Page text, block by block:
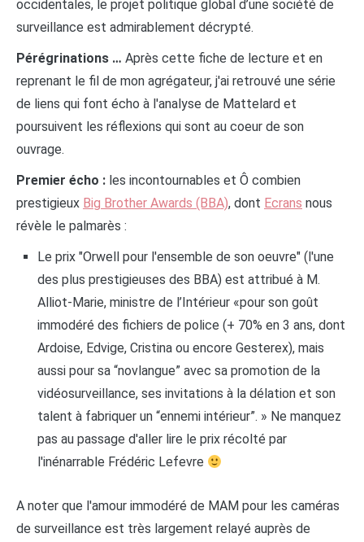
occidentales, le projet politique global d’une société de
surveillance est admirablement décrypté.
Pérégrinations … Après cette fiche de lecture et en
reprenant le fil de mon agrégateur, j'ai retrouvé une série
de liens qui font écho à l'analyse de Mattelard et
poursuivent les réflexions qui sont au coeur de son
ouvrage.
Premier écho : les incontournables et Ô combien
prestigieux Big Brother Awards (BBA), dont Ecrans nous
révèle le palmarès :
Le prix "Orwell pour l'ensemble de son oeuvre" (l'une
des plus prestigieuses des BBA) est attribué à M.
Alliot-Marie, ministre de l’Intérieur «pour son goût
immodéré des fichiers de police (+ 70% en 3 ans, dont
Ardoise, Edvige, Cristina ou encore Gesterex), mais
aussi pour sa “novlangue” avec sa promotion de la
vidéosurveillance, ses invitations à la délation et son
talent à fabriquer un “ennemi intérieur”. » Ne manquez
pas au passage d'aller lire le prix récolté par
l'inénarrable Frédéric Lefevre
A noter que l'amour immodéré de MAM pour les caméras
de surveillance est très largement relayé auprès de